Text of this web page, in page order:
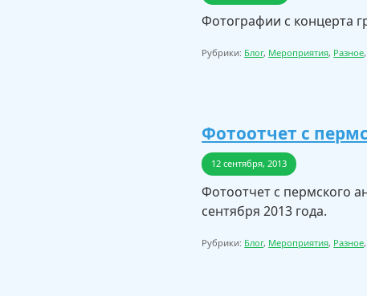
Фотографии с концерта
Рубрики: Блог, Мероприятия, Разное,
Фотоотчет с
12 сентября, 2013
Фотоотчет с пермского
сентября 2013 года.
Рубрики: Блог, Мероприятия, Разное,